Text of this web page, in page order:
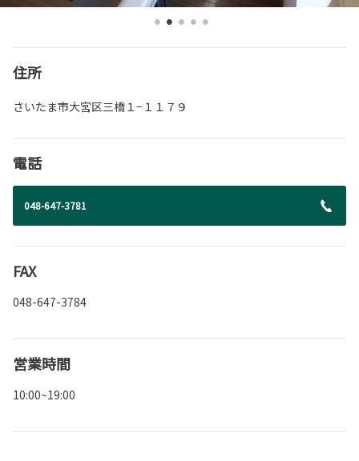
住所
さいたま市大宮区三橋１−１１７９
電話
048-647-3781
FAX
048-647-3784
営業時間
10:00~19:00